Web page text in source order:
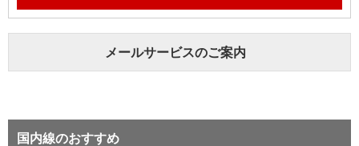
メールサービスのご案内
国内線のおすすめ